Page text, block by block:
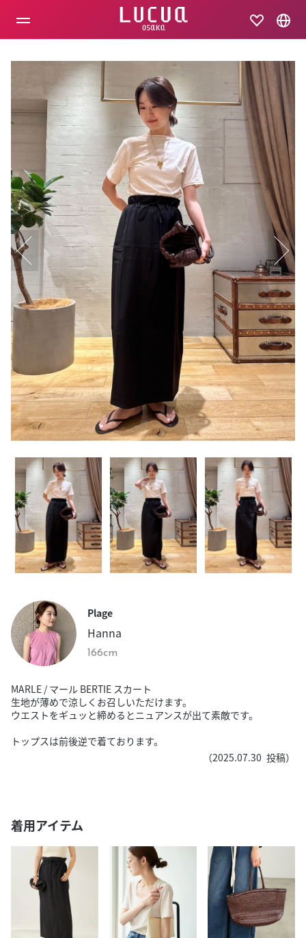
Plage
Hanna
166cm
MARLE / マール BERTIE スカート
生地が薄めで涼しくお召しいただけます。
ウエストをギュッと締めるとニュアンスが出て素敵です。
トップスは前後逆で着ております。
（2025.07.30 投稿）
着用アイテム